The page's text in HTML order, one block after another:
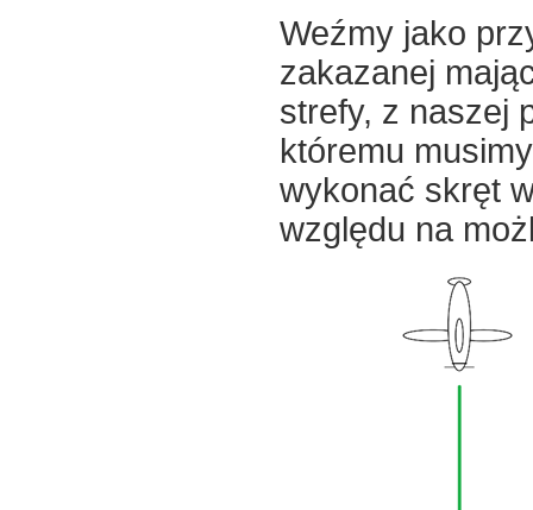
Weźmy jako
zakazanej
strefy, z naszej
któremu
wykonać skręt
względu na